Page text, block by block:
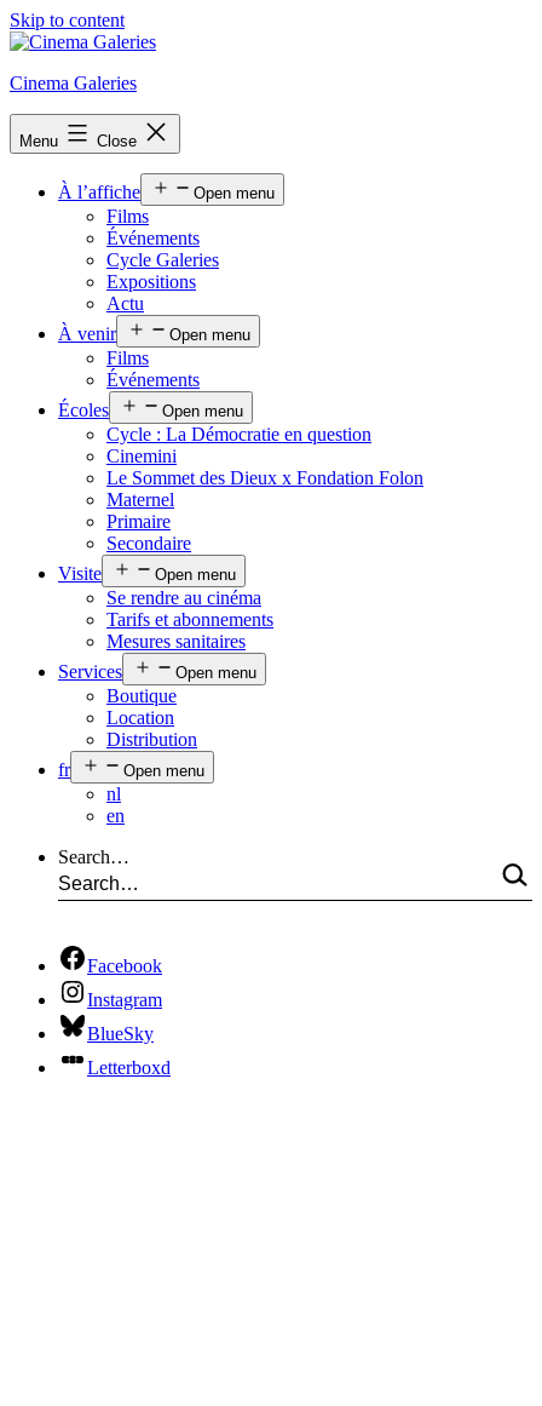
Skip to content
Cinema Galeries
Menu Close
À l’affiche Open menu
Films
Événements
Cycle Galeries
Expositions
Actu
À venir
Open menu
Films
Événements
Écoles
Open menu
Cycle : La Démocratie en question
Cinemini
Le Sommet des Dieux x Fondation Folon
Maternel
Primaire
Secondaire
Visite
Open menu
Se rendre au cinéma
Tarifs et abonnements
Mesures sanitaires
Services
Open menu
Boutique
Location
Distribution
fr
Open menu
nl
en
Search…
Facebook
Instagram
BlueSky
Letterboxd